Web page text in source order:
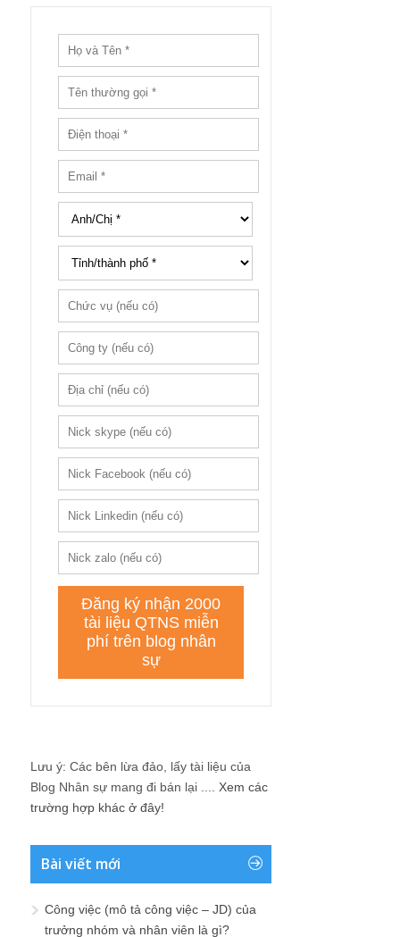
Lưu ý: Các bên lừa đảo, lấy tài liệu của
Blog Nhân sự mang đi bán lại .... Xem các
trường hợp khác ở đây!
Bài viết mới
Công việc (mô tả công việc – JD) của
trưởng nhóm và nhân viên là gì?